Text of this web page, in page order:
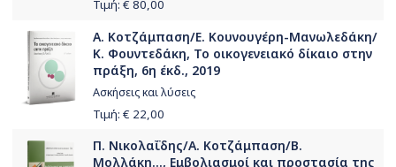
Τιμή: € 80,00
Α. Κοτζάμπαση/Ε. Κουνουγέρη-Μανωλεδάκη/
Κ. Φουντεδάκη, Το οικογενειακό δίκαιο στην
πράξη, 6η έκδ., 2019
Ασκήσεις και λύσεις
Τιμή: € 22,00
Π. Νικολαΐδης/Α. Κοτζάμπαση/Β.
Μολλάκη..., Εμβολιασμοί και προστασία της